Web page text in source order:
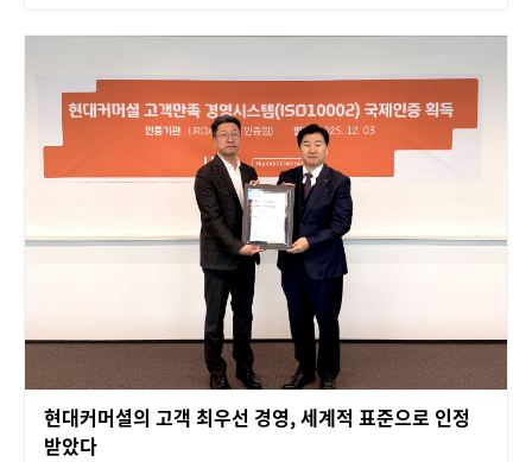
현대커머셜의 고객 최우선 경영, 세계적 표준으로 인정
받았다